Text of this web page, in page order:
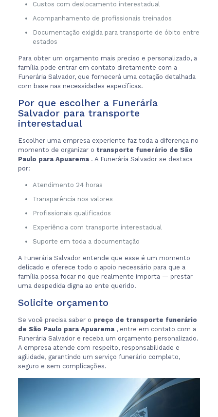
Custos com deslocamento interestadual
Acompanhamento de profissionais treinados
Documentação exigida para transporte de óbito entre
estados
Para obter um orçamento mais preciso e personalizado, a
família pode entrar em contato diretamente com a
Funerária Salvador, que fornecerá uma cotação detalhada
com base nas necessidades específicas.
Por que escolher a Funerária
Salvador para transporte
interestadual
Escolher uma empresa experiente faz toda a diferença no
momento de organizar o transporte funerário de São
Paulo para Apuarema . A Funerária Salvador se destaca
por:
Atendimento 24 horas
Transparência nos valores
Profissionais qualificados
Experiência com transporte interestadual
Suporte em toda a documentação
A Funerária Salvador entende que esse é um momento
delicado e oferece todo o apoio necessário para que a
família possa focar no que realmente importa — prestar
uma despedida digna ao ente querido.
Solicite orçamento
Se você precisa saber o preço de transporte funerário
de São Paulo para Apuarema , entre em contato com a
Funerária Salvador e receba um orçamento personalizado.
A empresa atende com respeito, responsabilidade e
agilidade, garantindo um serviço funerário completo,
seguro e sem complicações.